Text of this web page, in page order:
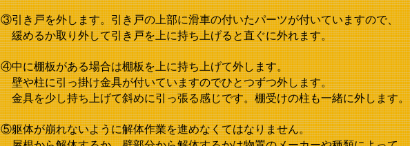
③引き戸を外します。引き戸の上部に滑車の付いたパーツが付いていますので、
緩めるか取り外して引き戸を上に持ち上げると直ぐに外れます。
④中に棚板がある場合は棚板を上に持ち上げて外します。
壁や柱に引っ掛け金具が付いていますのでひとつずつ外します。
金具を少し持ち上げて斜めに引っ張る感じです。棚受けの柱も一緒に外します。
⑤躯体が崩れないように解体作業を進めなくてはなりません。